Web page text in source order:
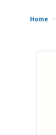
Home